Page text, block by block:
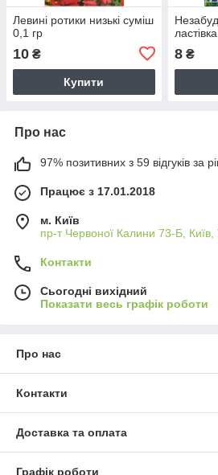
Левині ротики низькі суміш
0,1 гр
10 ₴
Купити
8₴
Про нас
97% позитивних з 59 відгуків за
Працює з 17.01.2018
м. Київ
пр-т Червоної Калини 73-Б, Київ,
Контакти
Сьогодні вихідний
Показати весь графік роботи
Про нас
Контакти
Доставка та оплата
Графік роботи